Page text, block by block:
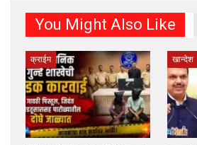
You Might Also Like
क्राईम खान्देश